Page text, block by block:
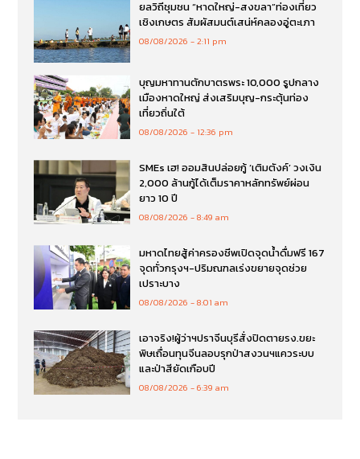
ยลวิถีชุมชน “หาดใหญ่-สงขลา”ท่องเที่ยว
เชิงเกษตร สัมผัสมนต์เสน่ห์คลองอู่ตะเภา
08/08/2026 2:11 pm
บุญมหาทานตักบาตรพระ 10,000 รูปกลาง
เมืองหาดใหญ่ ส่งเสริมบุญ-กระตุ้นท่อง
เที่ยวถิ่นใต้
08/08/2026 12:36 pm
SMEs เฮ! ออมสินปล่อยกู้ ‘เติมตังค์’ วงเงิน
2,000 ล้านกู้ได้เต็มราคาหลักทรัพย์ผ่อน
ยาว 10 ปี
08/08/2026 8:49 am
มหาดไทยสู้ค่าครองชีพเปิดจุดน้ำดื่มฟรี 167
จุดทั่วกรุงฯ-ปริมณฑลเร่งขยายจุดช่วย
เปราะบาง
08/08/2026 8:01 am
เอาจริง!ผู้ว่าฯปราจีนบุรีสั่งปิดตายรง.ขยะ
พิษเถื่อนทุนจีนลอบรุกป่าสงวนฯแควระบบ
และป่าสียัดเกือบปี
08/08/2026 6:39 am